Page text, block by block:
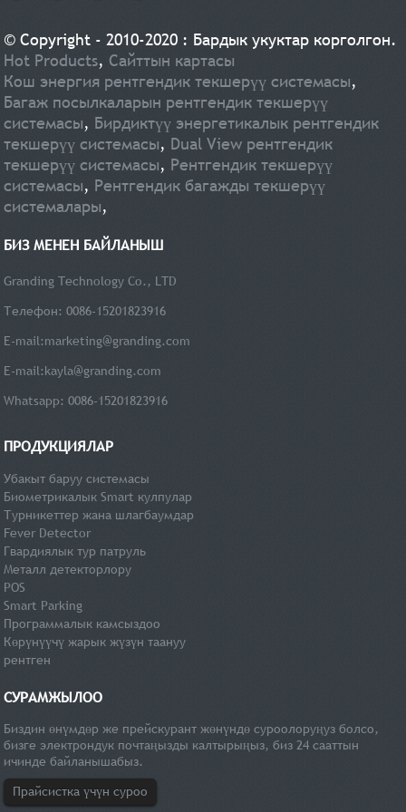
түйүндөрүндө инфекциялардын алдын алууга жардам берет. Дененин температурасын
тез жана так өлчөө жана бетти жана алаканы текшерүүдө маскаланган жеке
идентификациялоо функциялары менен коомдук саламаттыкты сактоо маселеси.
© Copyright - 2010-2020 : Бардык укуктар корголгон.
Hot Products, Сайттын картасы
Кош энергия рентгендик текшерүү системасы,
Багаж посылкаларын рентгендик текшерүү
системасы, Бирдиктүү энергетикалык рентгендик
текшерүү системасы, Dual View рентгендик
текшерүү системасы, Рентгендик текшерүү
системасы, Рентгендик багажды текшерүү
системалары,
БИЗ МЕНЕН БАЙЛАНЫШ
Granding Technology Co., LTD
Телефон: 0086-15201823916
E-mail:marketing@granding.com
E-mail:kayla@granding.com
Whatsapp: 0086-15201823916
ПРОДУКЦИЯЛАР
Убакыт баруу системасы
Биометрикалык Smart кулпулар
Турникеттер жана шлагбаумдар
Fever Detector
Гвардиялык тур патруль
Металл детекторлору
POS
Smart Parking
Программалык камсыздоо
Көрүнүүчү жарык жүзүн таануу
рентген
СУРАМЖЫЛОО
Биздин өнүмдөр же прейскурант жөнүндө суроолоруңуз болсо,
бизге электрондук почтаңызды калтырыңыз, биз 24 сааттын
ичинде байланышабыз.
Прайсистка үчүн суроо